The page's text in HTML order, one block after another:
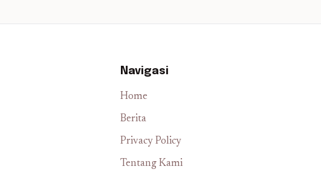
Navigasi
Home
Berita
Privacy Policy
Tentang Kami